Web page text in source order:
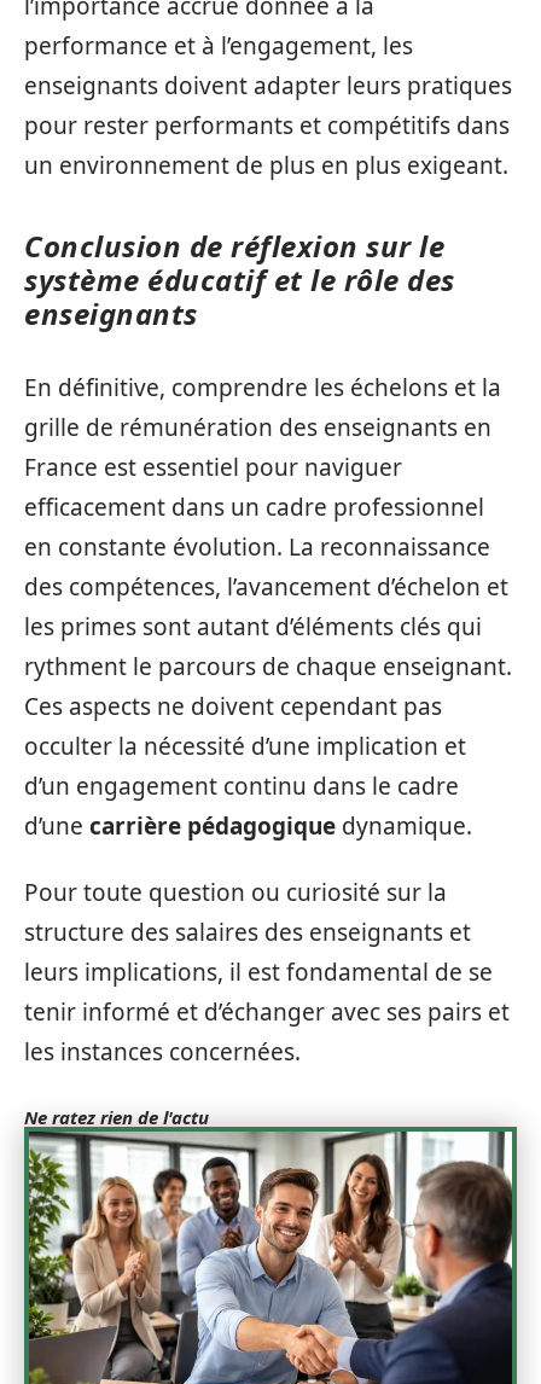
performance et à l’engagement, les
enseignants doivent adapter leurs pratiques
pour rester performants et compétitifs dans
un environnement de plus en plus exigeant.
Conclusion de réflexion sur le
système éducatif et le rôle des
enseignants
En définitive, comprendre les échelons et la
grille de rémunération des enseignants en
France est essentiel pour naviguer
efficacement dans un cadre professionnel
en constante évolution. La reconnaissance
des compétences, l’avancement d’échelon et
les primes sont autant d’éléments clés qui
rythment le parcours de chaque enseignant.
Ces aspects ne doivent cependant pas
occulter la nécessité d’une implication et
d’un engagement continu dans le cadre
d’une carrière pédagogique dynamique.
Pour toute question ou curiosité sur la
structure des salaires des enseignants et
leurs implications, il est fondamental de se
tenir informé et d’échanger avec ses pairs et
les instances concernées.
Ne ratez rien de l'actu